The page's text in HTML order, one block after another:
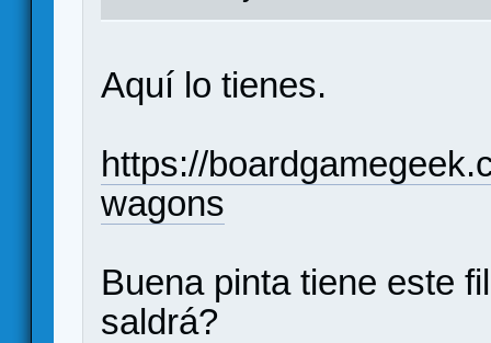
Aquí lo tienes.
https://
wagons
Buena pinta tiene este
saldrá?